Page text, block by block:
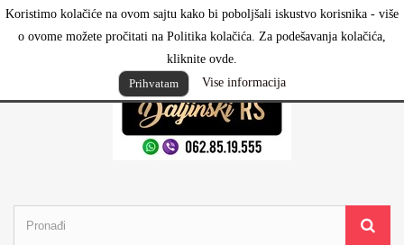
Koristimo kolačiće na ovom sajtu kako bi poboljšali iskustvo korisnika - više
o ovome možete pročitati na Politika kolačića. Za podešavanja kolačića,
kliknite ovde.
Prihvatam
Vise informacija
Prijavi se